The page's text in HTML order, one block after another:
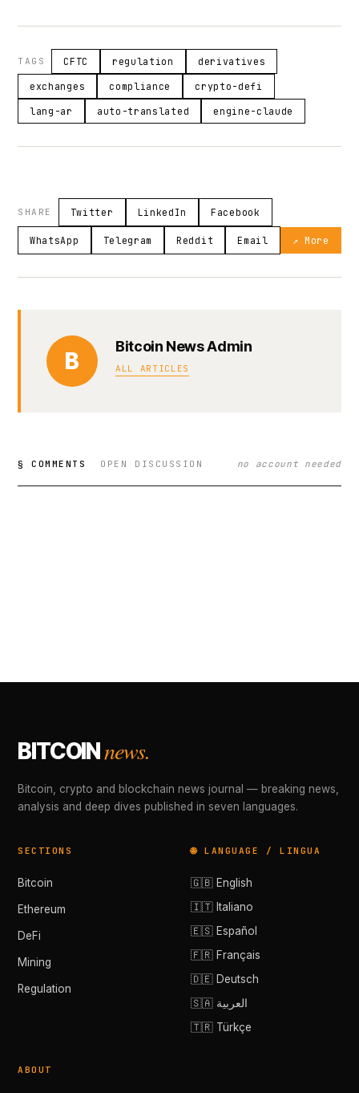
TAGS CFTC regulation derivatives
exchanges compliance crypto-defi
lang-ar auto-translated engine-claude
SHARE Twitter LinkedIn Facebook
WhatsApp Telegram Reddit Email ↗ More
B
Bitcoin News Admin
ALL ARTICLES
§ COMMENTS OPEN DISCUSSION no account needed
BITCOINnews.
Bitcoin, crypto and blockchain news journal — breaking news,
analysis and deep dives published in seven languages.
SECTIONS
Bitcoin
Ethereum
DeFi
Mining
Regulation
🌐 LANGUAGE / LINGUA
🇬🇧 English
🇮🇹 Italiano
🇪🇸 Español
🇫🇷 Français
🇩🇪 Deutsch
🇸🇦 العربية
🇹🇷 Türkçe
ABOUT